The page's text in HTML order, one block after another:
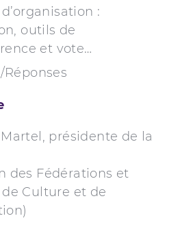
:
outils de
et vote…
présidente de la
des Fédérations et
Culture et de